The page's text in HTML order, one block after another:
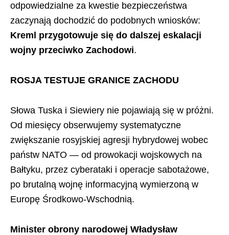
odpowiedzialne za kwestie bezpieczeństwa
zaczynają dochodzić do podobnych wniosków:
Kreml przygotowuje się do dalszej eskalacji
wojny przeciwko Zachodowi.
ROSJA TESTUJE GRANICE ZACHODU
Słowa Tuska i Siewiery nie pojawiają się w próżni.
Od miesięcy obserwujemy systematyczne
zwiększanie rosyjskiej agresji hybrydowej wobec
państw NATO — od prowokacji wojskowych na
Bałtyku, przez cyberataki i operacje sabotażowe,
po brutalną wojnę informacyjną wymierzoną w
Europę Środkowo-Wschodnią.
Minister obrony narodowej Władysław